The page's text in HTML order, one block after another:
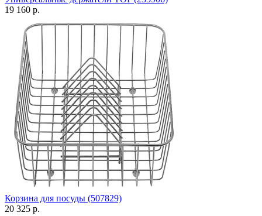
19 160 р.
Корзина для посуды (507829)
20 325 р.